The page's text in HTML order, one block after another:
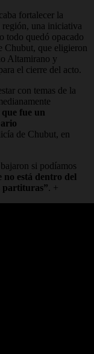
fortalecer la
región, una iniciativa
todo quedó opacado
Chubut, que eligieron
Altamirano y
el cierre del acto.
con temas de la
fue un
de Chubut, en
si podíamos
no está dentro del
partituras”. +